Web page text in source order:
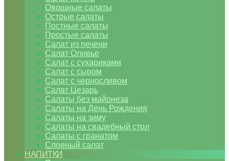
Овощные салаты
Острые салаты
Постные салаты
Простые салаты
Салат из печени
Салат Оливье
Салат с сухариками
Салат с сыром
Салат с черносливом
Салат Цезарь
Салаты без майонеза
Салаты на День Рождения
Салаты на зиму
Салаты на свадебный стол
Салаты с гранатом
Слоеный салат
НАПИТКИ